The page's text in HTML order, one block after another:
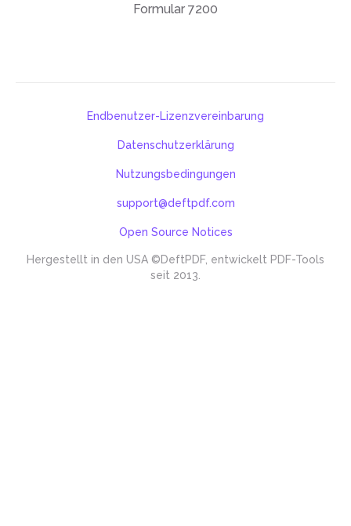
Formular 7200
Hergestellt in den USA ©DeftPDF, entwickelt PDF-Tools
seit 2013.
Endbenutzer-Lizenzvereinbarung
Datenschutzerklärung
Nutzungsbedingungen
support@deftpdf.com
Open Source Notices